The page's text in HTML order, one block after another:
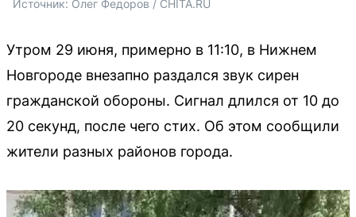
Источник: Олег Федоров / CHITA.RU
Утром 29 июня, примерно в 11:10, в Нижнем
Новгороде внезапно раздался звук сирен
гражданской обороны. Сигнал длился от 10 до
20 секунд, после чего стих. Об этом сообщили
жители разных районов города.